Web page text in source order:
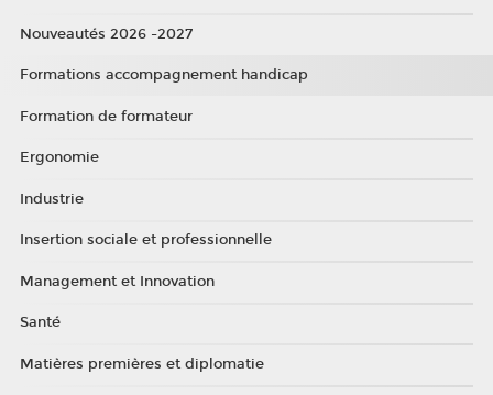
Nouveautés 2026 -2027
Formations accompagnement handicap
Formation de formateur
Ergonomie
Industrie
Insertion sociale et professionnelle
Management et Innovation
Santé
Matières premières et diplomatie